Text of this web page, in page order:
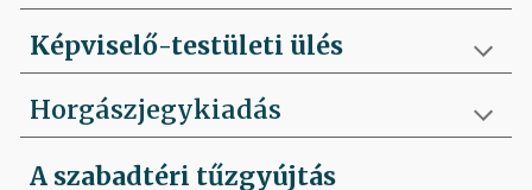
Képviselő-testületi ülés
Horgászjegykiadás
A szabadtéri tűzgyújtás